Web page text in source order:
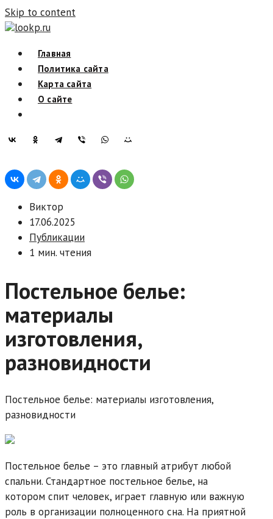
Skip to content
lookp.ru
Главная
Политика сайта
Карта сайта
О сайте
Виктор
17.06.2025
Публикации
1 мин. чтения
Постельное белье:
материалы
изготовления,
разновидности
Постельное белье: материалы изготовления,
разновидности
Постельное белье – это главный атрибут любой
спальни. Стандартное постельное белье, на
котором спит человек, играет главную или важную
роль в организации полноценного сна. На приятной